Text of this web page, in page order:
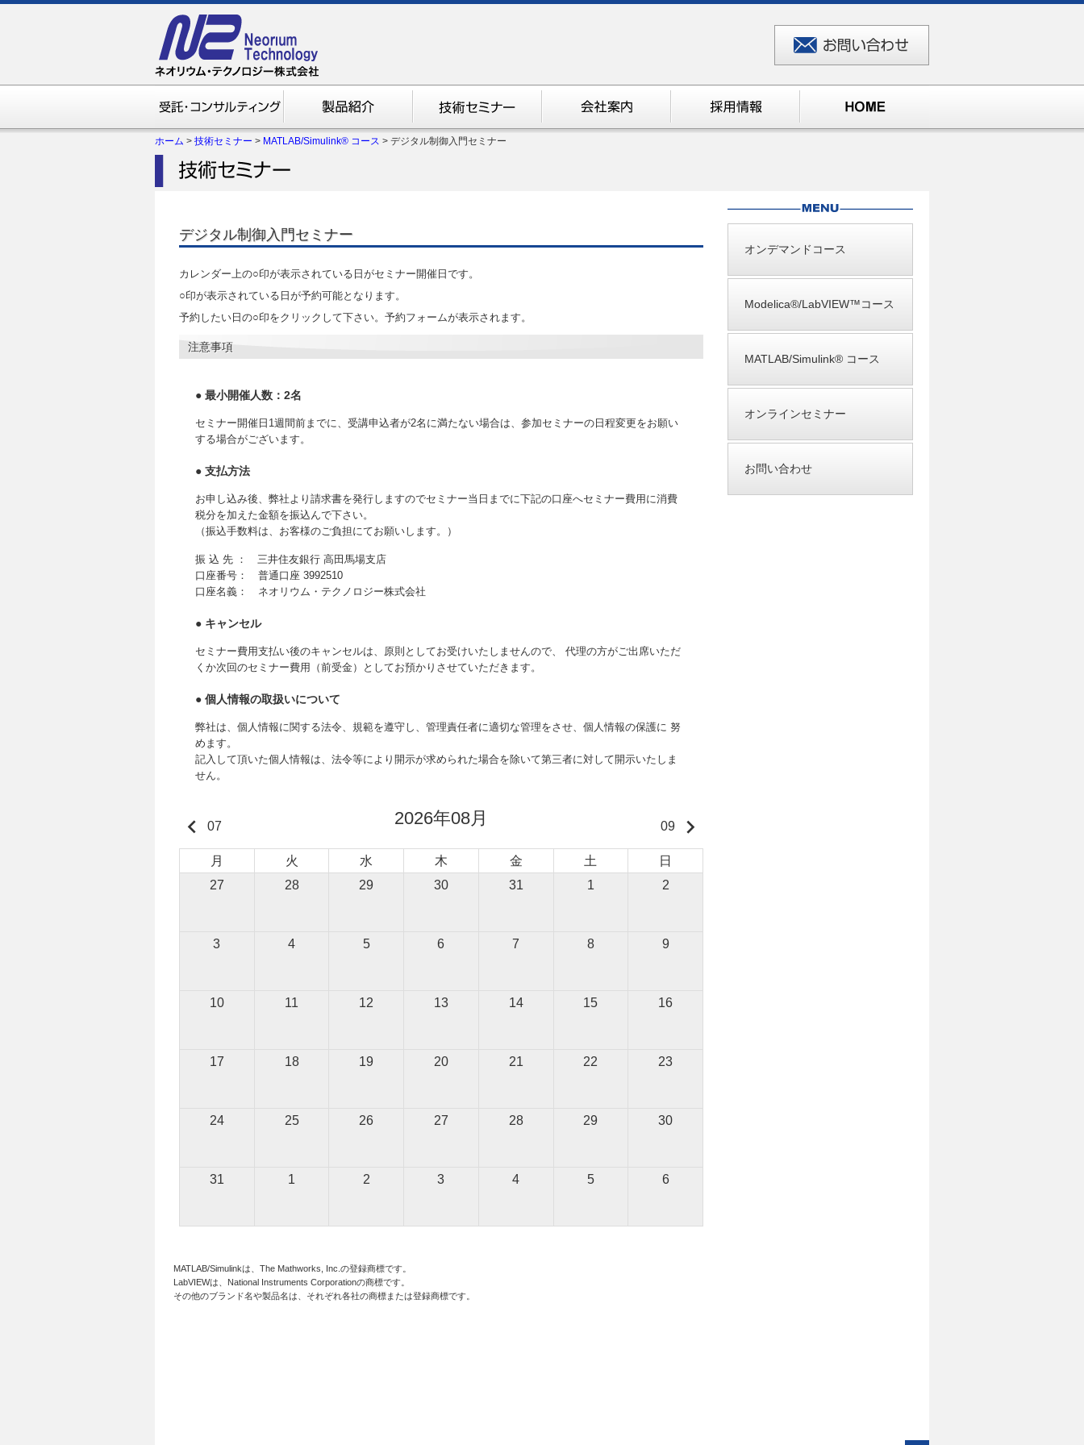
ホーム > 技術セミナー > MATLAB/Simulink® コース > デジタル制御入門セミナー
デジタル制御入門セミナー
カレンダー上の○印が表示されている日がセミナー開催日です。
○印が表示されている日が予約可能となります。
予約したい日の○印をクリックして下さい。予約フォームが表示されます。
注意事項
● 最小開催人数：2名
セミナー開催日1週間前までに、受講申込者が2名に満たない場合は、参加セミナーの日程変更をお願い
する場合がございます。
● 支払方法
お申し込み後、弊社より請求書を発行しますのでセミナー当日までに下記の口座へセミナー費用に消費
税分を加えた金額を振込んで下さい。
（振込手数料は、お客様のご負担にてお願いします。）
振 込 先 ： 三井住友銀行 高田馬場支店
口座番号： 普通口座 3992510
口座名義： ネオリウム・テクノロジー株式会社
● キャンセル
セミナー費用支払い後のキャンセルは、原則としてお受けいたしませんので、 代理の方がご出席いただ
くか次回のセミナー費用（前受金）としてお預かりさせていただきます。
● 個人情報の取扱いについて
弊社は、個人情報に関する法令、規範を遵守し、管理責任者に適切な管理をさせ、個人情報の保護に 努
めます。
記入して頂いた個人情報は、法令等により開示が求められた場合を除いて第三者に対して開示いたしま
せん。
keyboard_arrow_left 07 2026年08月 09 keyboard_arrow_right
月 火 水 木 金 土
日
27
28 29 30 31 1 2
3 4 5 6 7 8 9
10 11 12 13 14 15 16
17 18 19 20 21 22 23
24 25 26 27 28 29 30
31 1 2 3 4 5 6
MATLAB/Simulinkは、The Mathworks, Inc.の登録商標です。
LabVIEWは、National Instruments Corporationの商標です。
その他のブランド名や製品名は、それぞれ各社の商標または登録商標です。
オンデマンドコース
Modelica®/LabVIEW™コース
MATLAB/Simulink® コース
オンラインセミナー
お問い合わせ